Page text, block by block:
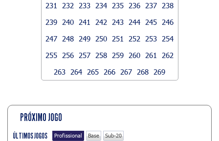
231
232 233 234 235 236 237
238
239
240 241 242 243 244 245
246
247
248 249 250 251 252 253
254
255
256 257 258 259 260 261
262
263
264 265 266 267 268 269
PRÓXIMO JOGO
ÚLTIMOS JOGOS Profissional Base Sub-20